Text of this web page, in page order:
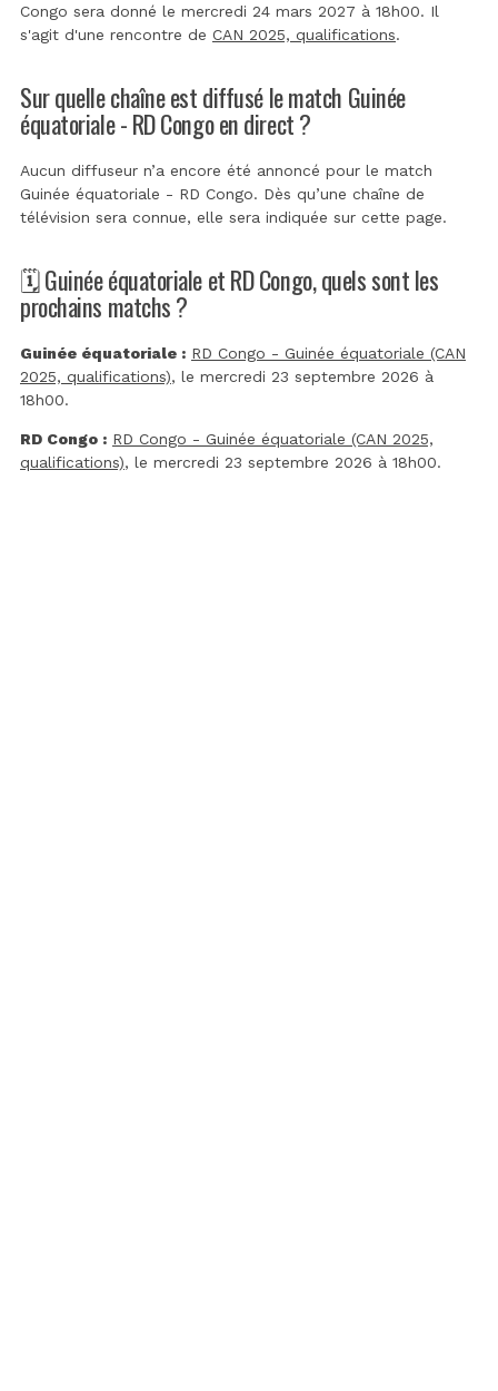
Congo sera donné le mercredi 24 mars 2027 à 18h00. Il
s'agit d'une rencontre de CAN 2025, qualifications.
Sur quelle chaîne est diffusé le match Guinée
équatoriale - RD Congo en direct ?
Aucun diffuseur n’a encore été annoncé pour le match
Guinée équatoriale - RD Congo. Dès qu’une chaîne de
télévision sera connue, elle sera indiquée sur cette page.
🗓️ Guinée équatoriale et RD Congo, quels sont les
prochains matchs ?
Guinée équatoriale : RD Congo - Guinée équatoriale (CAN
2025, qualifications), le mercredi 23 septembre 2026 à
18h00.
RD Congo : RD Congo - Guinée équatoriale (CAN 2025,
qualifications), le mercredi 23 septembre 2026 à 18h00.